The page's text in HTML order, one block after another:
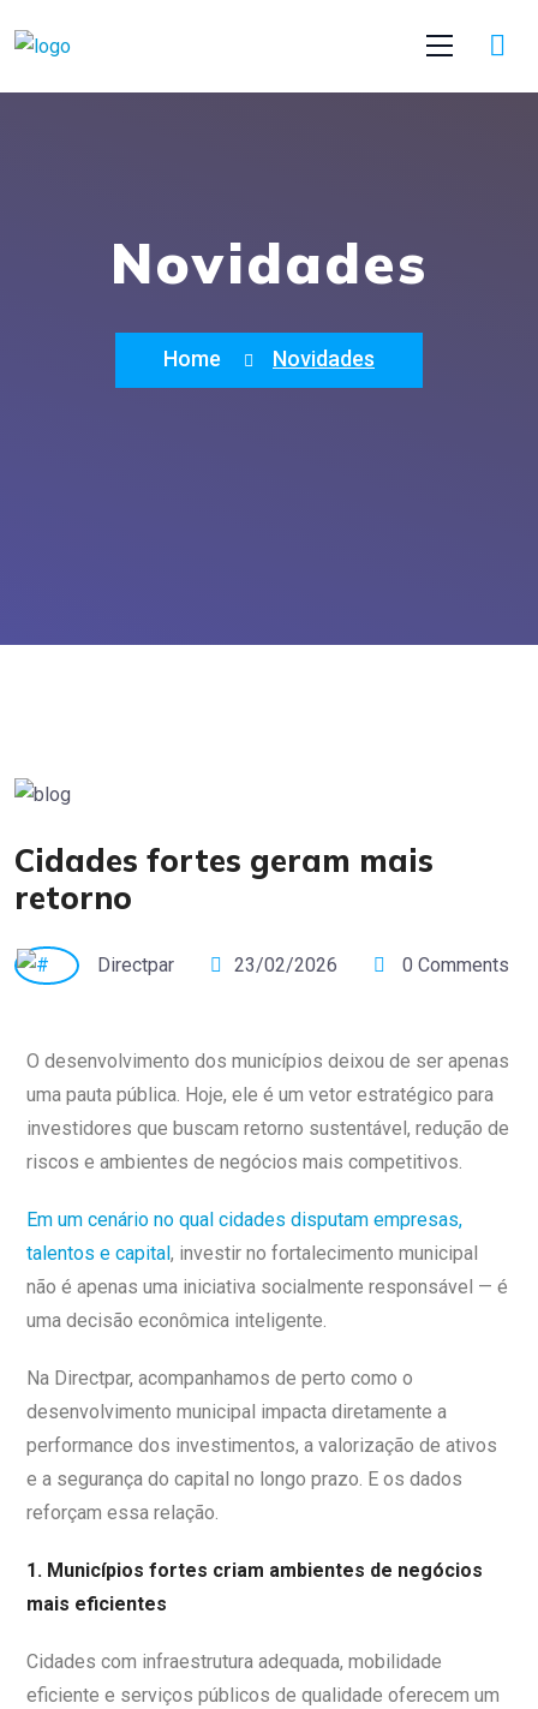
Novidades
Home Novidades
Cidades fortes geram mais
retorno
Directpar 23/02/2026 0 Comments
O desenvolvimento dos municípios deixou de ser apenas
uma pauta pública. Hoje, ele é um vetor estratégico para
investidores que buscam retorno sustentável, redução de
riscos e ambientes de negócios mais competitivos.
Em um cenário no qual cidades disputam empresas,
talentos e capital , investir no fortalecimento municipal
não é apenas uma iniciativa socialmente responsável — é
uma decisão econômica inteligente.
Na Directpar, acompanhamos de perto como o
desenvolvimento municipal impacta diretamente a
performance dos investimentos, a valorização de ativos
e a segurança do capital no longo prazo. E os dados
reforçam essa relação.
1. Municípios fortes criam ambientes de negócios
mais eficientes
Cidades com infraestrutura adequada, mobilidade
eficiente e serviços públicos de qualidade oferecem um